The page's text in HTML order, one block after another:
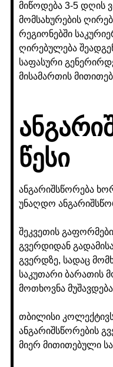
მიწოდება 3-5 დღის
მომსახურების
რეგიონებში
ღირებულება
საფასური
მისამართის
წესი
ანგარიშსწორება
უნაღდო
შეკვეთის
გვერდიდან
გვერდზე, სადაც
საკუთარი ბარათის
მოთხოვნა
თბილისი
ანგარიშსწორების
მიერ მითითებული